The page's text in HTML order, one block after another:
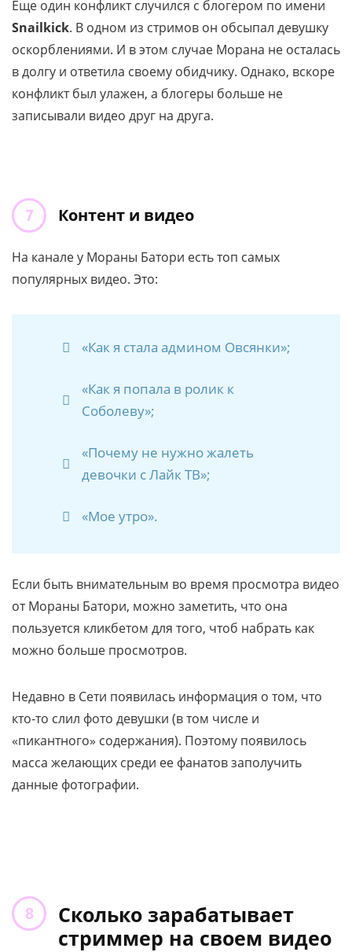
Еще один конфликт случился с блогером по имени
Snailkick. В одном из стримов он обсыпал девушку
оскорблениями. И в этом случае Морана не осталась
в долгу и ответила своему обидчику. Однако, вскоре
конфликт был улажен, а блогеры больше не
записывали видео друг на друга.
Контент и видео
На канале у Мораны Батори есть топ самых
популярных видео. Это:
«Как я стала админом Овсянки»;
«Как я попала в ролик к
Соболеву»;
«Почему не нужно жалеть
девочки с Лайк ТВ»;
«Мое утро».
Если быть внимательным во время просмотра видео
от Мораны Батори, можно заметить, что она
пользуется кликбетом для того, чтоб набрать как
можно больше просмотров.
Недавно в Сети появилась информация о том, что
кто-то слил фото девушки (в том числе и
«пикантного» содержания). Поэтому появилось
масса желающих среди ее фанатов заполучить
данные фотографии.
Сколько зарабатывает
стриммер на своем видео